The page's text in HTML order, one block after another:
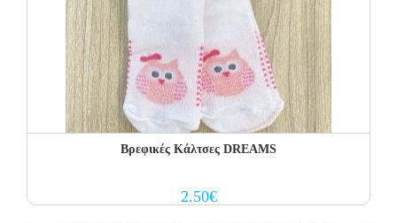
Βρεφικές Κάλτσες DREAMS
2.50€